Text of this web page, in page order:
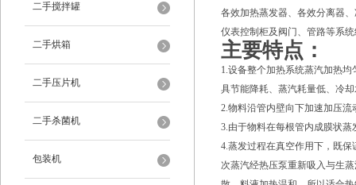
二手搅拌罐
二手烘箱
二手压片机
二手杀菌机
包装机
各效加热蒸发器、各效分离器
仪表控制柜及阀门、管路等系
主要特点：
1.设备整个加热系统蒸汽加热
具节能降耗、蒸汽耗量低、冷
2.物料沿管内壁向下加速加压
3.由于物料在每根管内成膜状
4.蒸发过程在真空作用下，既
次蒸汽经热压泵重新吸入与生